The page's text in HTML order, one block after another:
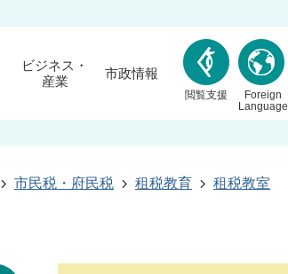
ビジネス・
産業
市政情報
閲覧支援
Foreign
Language
市民税・府民税 租税教育
租税教室